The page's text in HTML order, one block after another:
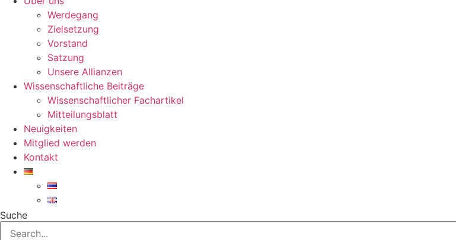
Werdegang
Zielsetzung
Vorstand
Satzung
Unsere Allianzen
Wissenschaftliche Beiträge
Wissenschaftlicher Fachartikel
Mitteilungsblatt
Neuigkeiten
Mitglied werden
Kontakt
Suche